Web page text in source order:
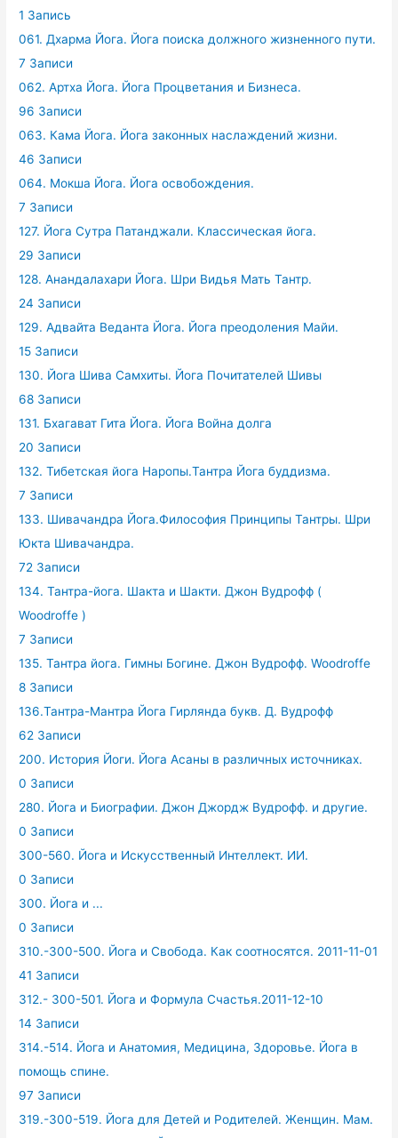
1 Запись
061. Дхарма Йога. Йога поиска должного жизненного пути.
7 Записи
062. Артха Йога. Йога Процветания и Бизнеса.
96 Записи
063. Кама Йога. Йога законных наслаждений жизни.
46 Записи
064. Мокша Йога. Йога освобождения.
7 Записи
127. Йога Сутра Патанджали. Классическая йога.
29 Записи
128. Анандалахари Йога. Шри Видья Мать Тантр.
24 Записи
129. Адвайта Веданта Йога. Йога преодоления Майи.
15 Записи
130. Йога Шива Самхиты. Йога Почитателей Шивы
68 Записи
131. Бхагават Гита Йога. Йога Война долга
20 Записи
132. Тибетская йога Наропы.Тантра Йога буддизма.
7 Записи
133. Шивачандра Йога.Философия Принципы Тантры. Шри
Юкта Шивачандра.
72 Записи
134. Тантра-йога. Шакта и Шакти. Джон Вудрофф (
Woodroffe )
7 Записи
135. Тантра йога. Гимны Богине. Джон Вудрофф. Woodroffe
8 Записи
136.Тантра-Мантра Йога Гирлянда букв. Д. Вудрофф
62 Записи
200. История Йоги. Йога Асаны в различных источниках.
0 Записи
280. Йога и Биографии. Джон Джордж Вудрофф. и другие.
0 Записи
300-560. Йога и Искусственный Интеллект. ИИ.
0 Записи
300. Йога и ...
0 Записи
310.-300-500. Йога и Свобода. Как соотносятся. 2011-11-01
41 Записи
312.- 300-501. Йога и Формула Счастья.2011-12-10
14 Записи
314.-514. Йога и Анатомия, Медицина, Здоровье. Йога в
помощь спине.
97 Записи
319.-300-519. Йога для Детей и Родителей. Женщин. Мам.